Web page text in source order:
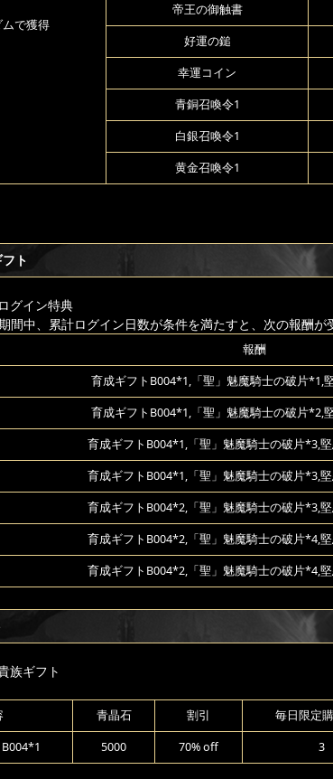
で獲得
帝王の御触書
好運の鎚
幸運コイン
青銅召喚令1
白銀召喚令1
黄金召喚令1
ト
グイン特典
間中、累計ログイン日数が条件を満たすと、次の報酬が
報酬
育成ギフトB004*1,「聖」魅魔騎士の破片*1,
育成ギフトB004*1,「聖」魅魔騎士の破片*2,
育成ギフトB004*1,「聖」魅魔騎士の破片*3,
育成ギフトB004*1,「聖」魅魔騎士の破片*3,
育成ギフトB004*2,「聖」魅魔騎士の破片*3,
育成ギフトB004*2,「聖」魅魔騎士の破片*4,
育成ギフトB004*2,「聖」魅魔騎士の破片*4,
族ギフト
青晶石 割引 毎日限定
5000 70% off 3